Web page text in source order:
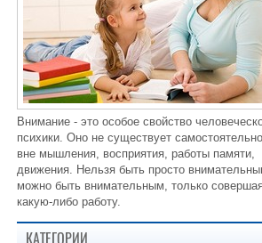
Внимание - это особое свойство
психики. Оно не существует
вне мышления, восприятия, работы памяти,
движения. Нельзя быть просто
можно быть внимательным, только
какую-либо работу.
КАТЕГОРИИ